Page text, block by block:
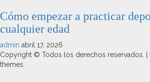
Cómo empezar a practicar
cualquier edad
admin abril 17, 2026
Copyright © Todos los derechos reservados.
themes.